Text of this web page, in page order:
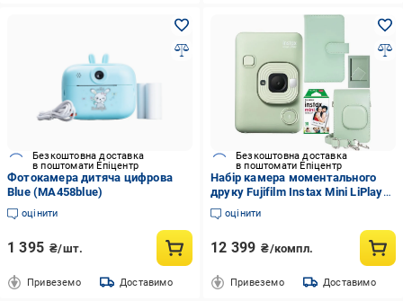
Безкоштовна доставка
в поштомати Епіцентр
Фотокамера дитяча цифрова
Blue (MA458blue)
оцінити
1 395 ₴/шт.
Привеземо Доставимо
Безкоштовна доставка
в поштомати Епіцентр
Набір камера моментального
друку Fujifilm Instax Mini LiPlay
Green/чохол/фотоальбом 108/
фотоплівка 10 шт./фоторамка
оцінити
12 399 ₴/компл.
Привеземо Доставимо